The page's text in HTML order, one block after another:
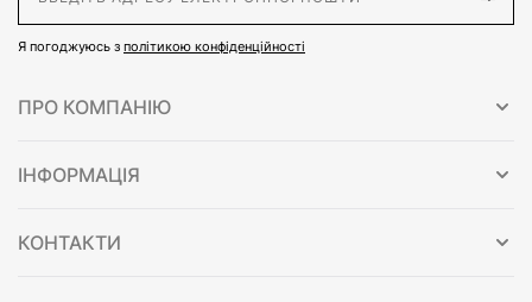
Я погоджуюсь з політикою конфіденційності
ПРО КОМПАНІЮ
ІНФОРМАЦІЯ
КОНТАКТИ